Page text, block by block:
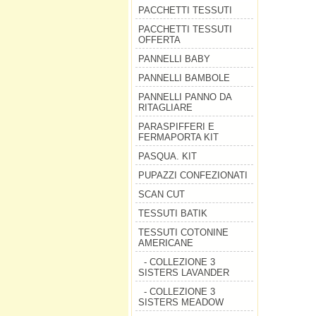
PACCHETTI TESSUTI
PACCHETTI TESSUTI
OFFERTA
PANNELLI BABY
PANNELLI BAMBOLE
PANNELLI PANNO DA
RITAGLIARE
PARASPIFFERI E
FERMAPORTA KIT
PASQUA. KIT
PUPAZZI CONFEZIONATI
SCAN CUT
TESSUTI BATIK
TESSUTI COTONINE
AMERICANE
- COLLEZIONE 3
SISTERS LAVANDER
- COLLEZIONE 3
SISTERS MEADOW